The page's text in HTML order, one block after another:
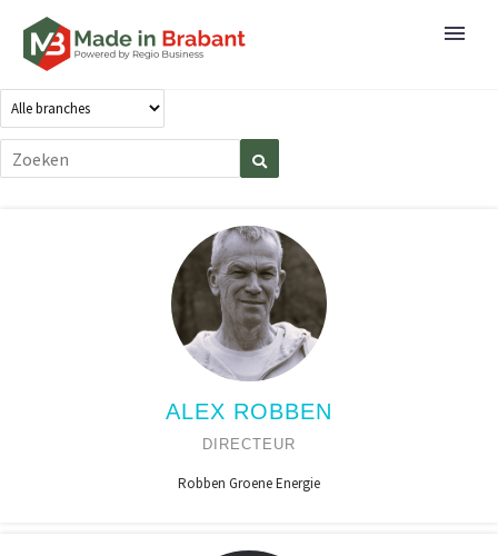
ALEX ROBBEN
DIRECTEUR
Robben Groene Energie